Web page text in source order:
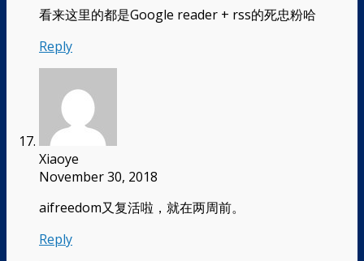
看来这里的都是Google reader + rss的死忠粉哈
Reply
Xiaoye
November 30, 2018
aifreedom又复活啦，就在两周前。
Reply